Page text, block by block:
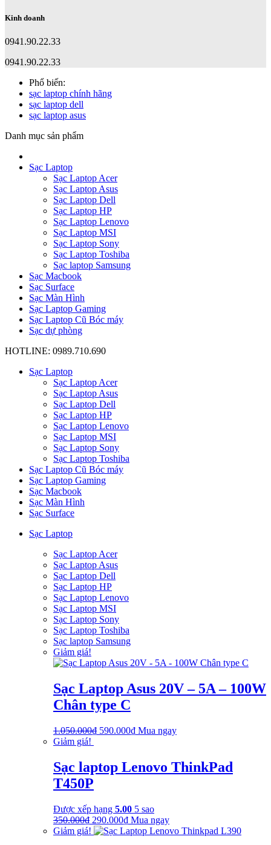
Kinh doanh
0941.90.22.33
0941.90.22.33
Phổ biến:
sạc laptop chính hãng
sạc laptop dell
sạc laptop asus
Danh mục sản phẩm
Sạc Laptop
Sạc Laptop Acer
Sạc Laptop Asus
Sạc Laptop Dell
Sạc Laptop HP
Sạc Laptop Lenovo
Sạc Laptop MSI
Sạc Laptop Sony
Sạc Laptop Toshiba
Sạc laptop Samsung
Sạc Macbook
Sạc Surface
Sạc Màn Hình
Sạc Laptop Gaming
Sạc Laptop Cũ Bóc máy
Sạc dự phòng
HOTLINE: 0989.710.690
Sạc Laptop
Sạc Laptop Acer
Sạc Laptop Asus
Sạc Laptop Dell
Sạc Laptop HP
Sạc Laptop Lenovo
Sạc Laptop MSI
Sạc Laptop Sony
Sạc Laptop Toshiba
Sạc Laptop Cũ Bóc máy
Sạc Laptop Gaming
Sạc Macbook
Sạc Màn Hình
Sạc Surface
Sạc Laptop
Sạc Laptop Acer
Sạc Laptop Asus
Sạc Laptop Dell
Sạc Laptop HP
Sạc Laptop Lenovo
Sạc Laptop MSI
Sạc Laptop Sony
Sạc Laptop Toshiba
Sạc laptop Samsung
Giảm giá!
Sạc Laptop Asus 20V – 5A – 100W
Chân type C
1.050.000₫ Giá
1.050.000₫.
590.000₫Giá
590.000₫.
Mua ngay
Giảm giá!
Sạc laptop Lenovo ThinkPad
T450P
Được xếp hạng 5.00 5 sao
350.000₫ Giá
gốc
290.000₫Giá
hiện
Mua ngay
Giảm giá!